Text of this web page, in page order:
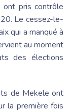
ont pris contrôle
Le cessez-le-
qui a manqué à
au moment
des élections
de Mekele ont
la première fois